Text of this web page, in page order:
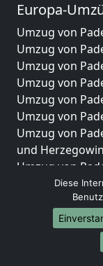
Europa-
Umzug von
Umzug von
Umzug von
Umzug von
Umzug von
Umzug von
Umzug von
und
Umzug von
Umzug von
Umzug von
Umzug von
Umzug von
Umzug von
Diese